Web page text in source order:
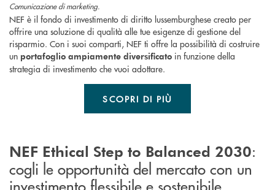
Comunicazione di marketing.
NEF è il fondo di investimento di diritto lussemburghese creato per
offrire una soluzione di qualità alle tue esigenze di gestione del
risparmio. Con i suoi comparti, NEF ti offre la possibilità di costruire
un portafoglio ampiamente diversificato in funzione della
strategia di investimento che vuoi adottare.
SCOPRI DI PIÙ
NEF Ethical Step to Balanced 2030:
cogli le opportunità del mercato con un
investimento flessibile e sostenibile